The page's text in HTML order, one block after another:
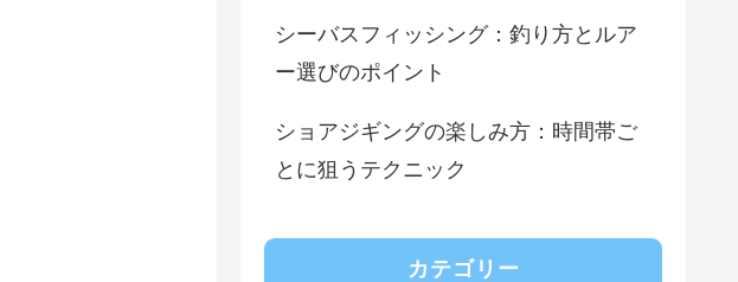
シーバスフィッシング：釣り方とルア
ー選びのポイント
ショアジギングの楽しみ方：時間帯ご
とに狙うテクニック
カテゴリー